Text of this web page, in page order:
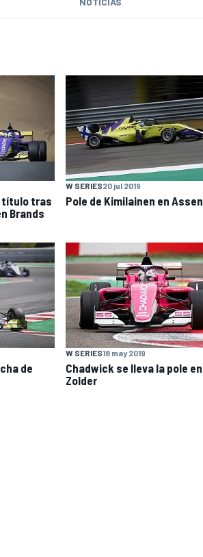
título tras
Brands
W SERIES20 jul 2019
Pole de Kimilainen en Assen
de
W SERIES18 may 2019
Chadwick se lleva la pole en
Zolder